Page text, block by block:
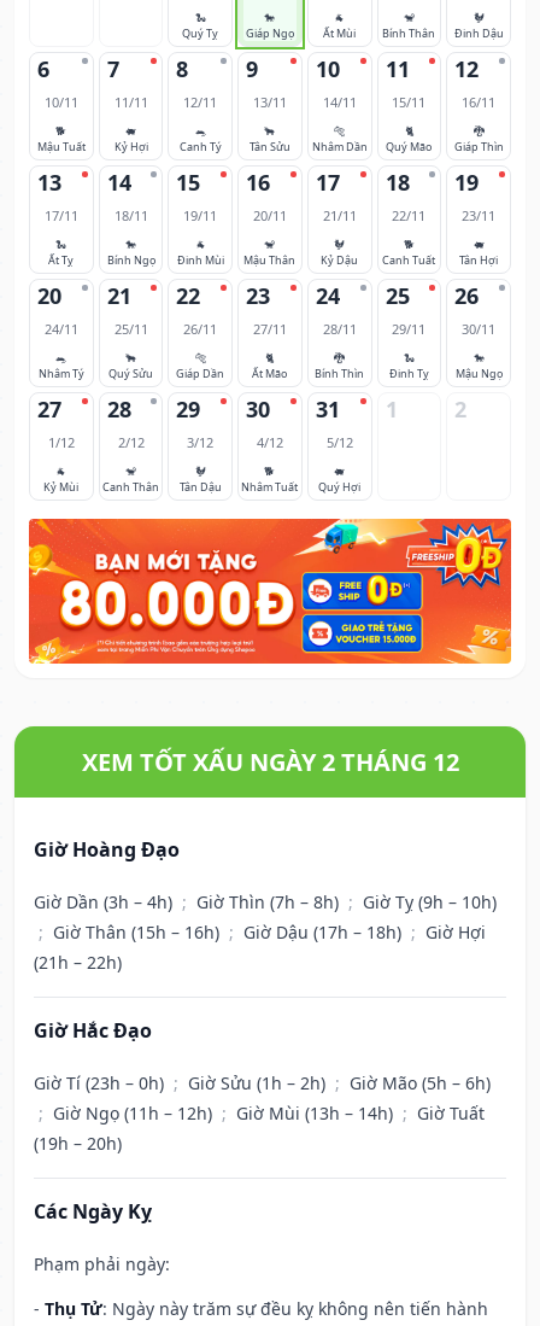
🐍
Quý Tỵ
🐎
Giáp Ngọ
🐐
Ất Mùi
🐒
Bính Thân
🐓
Đinh Dậu
6
10/11
🐕
Mậu Tuất
7
11/11
🐖
Kỷ Hợi
8
12/11
🐀
Canh Tý
9
13/11
🐂
Tân Sửu
10
14/11
🐅
Nhâm Dần
11
15/11
🐈
Quý Mão
12
16/11
🐉
Giáp Thìn
13
17/11
🐍
Ất Tỵ
14
18/11
🐎
Bính Ngọ
15
19/11
🐐
Đinh Mùi
16
20/11
🐒
Mậu Thân
17
21/11
🐓
Kỷ Dậu
18
22/11
🐕
Canh Tuất
19
23/11
🐖
Tân Hợi
20
24/11
🐀
Nhâm Tý
21
25/11
🐂
Quý Sửu
22
26/11
🐅
Giáp Dần
23
27/11
🐈
Ất Mão
24
28/11
🐉
Bính Thìn
25
29/11
🐍
Đinh Tỵ
26
30/11
🐎
Mậu Ngọ
27
1/12
🐐
Kỷ Mùi
28
2/12
🐒
Canh Thân
29
3/12
🐓
Tân Dậu
30
4/12
🐕
Nhâm Tuất
31
5/12
🐖
Quý Hợi
1 2
XEM TỐT XẤU NGÀY 2 THÁNG 12
Giờ Hoàng Đạo
Giờ Dần (3h – 4h) ; Giờ Thìn (7h – 8h) ; Giờ Tỵ (9h – 10h)
; Giờ Thân (15h – 16h) ; Giờ Dậu (17h – 18h) ; Giờ Hợi
(21h – 22h)
Giờ Hắc Đạo
Giờ Tí (23h – 0h) ; Giờ Sửu (1h – 2h) ; Giờ Mão (5h – 6h)
; Giờ Ngọ (11h – 12h) ; Giờ Mùi (13h – 14h) ; Giờ Tuất
(19h – 20h)
Các Ngày Kỵ
Phạm phải ngày:
- Thụ Tử: Ngày này trăm sự đều kỵ không nên tiến hành